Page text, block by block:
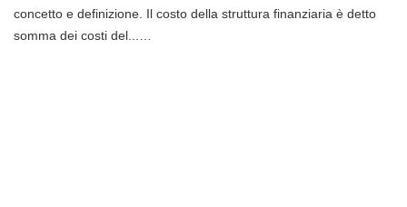
concetto e definizione. Il costo della struttura finanziaria è detto
somma dei costi del...…